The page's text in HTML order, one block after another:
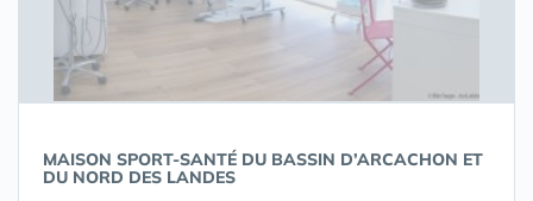
MAISON SPORT-SANTÉ DU BASSIN D’ARCACHON ET
DU NORD DES LANDES